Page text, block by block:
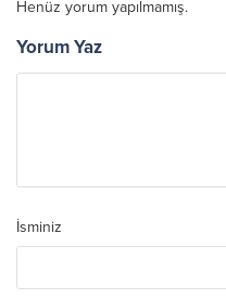
Henüz yorum yapılmamış.
Yorum Yaz
İsminiz